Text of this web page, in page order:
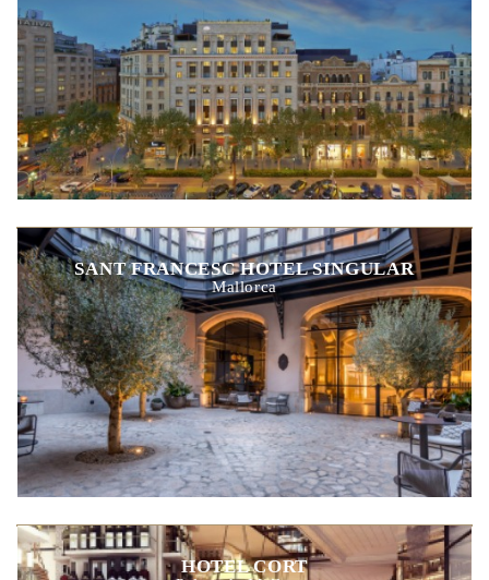
SANT FRANCESC HOTEL SINGULAR
Mallorca
HOTEL CORT